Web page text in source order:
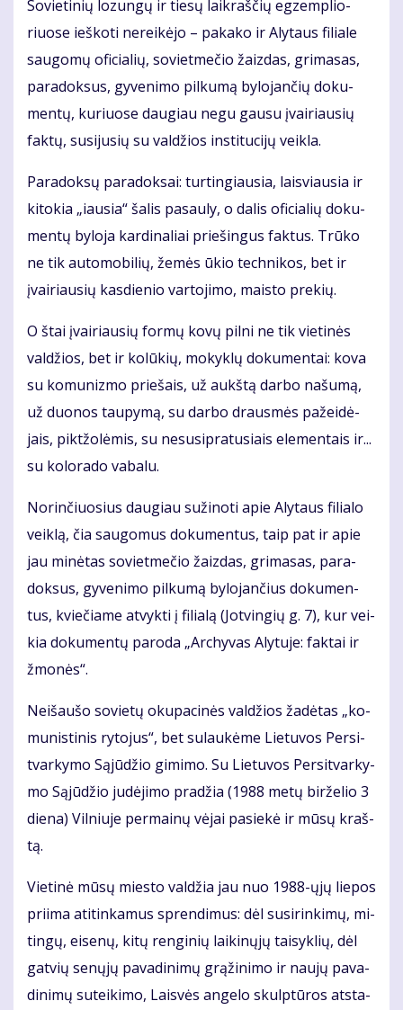
So­vie­ti­nių lo­zun­gų ir tie­sų laik­raš­čių eg­zem­plio­
riuo­se ieš­ko­ti ne­rei­kė­jo – pa­ka­ko ir Aly­taus fi­lia­le
sau­go­mų ofi­cia­lių, so­viet­me­čio žaiz­das, gri­ma­sas,
pa­ra­dok­sus, gy­ve­ni­mo pil­ku­mą by­lo­jan­čių do­ku­
men­tų, ku­riuo­se dau­giau ne­gu gau­su įvai­riau­sių
fak­tų, su­si­ju­sių su val­džios ins­ti­tu­ci­jų veik­la.
Pa­ra­dok­sų pa­ra­dok­sai: tur­tin­giau­sia, lais­viau­sia ir
ki­to­kia „iau­sia“ ša­lis pa­sau­ly, o da­lis ofi­cia­lių do­ku­
men­tų by­lo­ja kar­di­na­liai prie­šin­gus fak­tus. Trū­ko
ne tik au­to­mo­bi­lių, že­mės ūkio tech­ni­kos, bet ir
įvai­riau­sių kas­die­nio var­to­ji­mo, mais­to pre­kių.
O štai įvai­riau­sių for­mų ko­vų pil­ni ne tik vie­ti­nės
val­džios, bet ir ko­lū­kių, mo­kyk­lų do­ku­men­tai: ko­va
su ko­mu­niz­mo prie­šais, už aukš­tą dar­bo na­šu­mą,
už duo­nos tau­py­mą, su dar­bo draus­mės pa­žei­dė­
jais, pik­tžo­lė­mis, su nesu­si­pra­tu­siais ele­men­tais ir...
su ko­lo­ra­do va­ba­lu.
No­rin­čiuo­sius dau­giau su­ži­no­ti apie Aly­taus fi­lia­lo
veik­lą, čia sau­go­mus do­ku­men­tus, taip pat ir apie
jau mi­nė­tas so­viet­me­čio žaiz­das, gri­ma­sas, pa­ra­
dok­sus, gy­ve­ni­mo pil­ku­mą by­lo­jan­čius do­ku­men­
tus, kvie­čia­me at­vyk­ti į fi­lia­lą (Jot­vin­gių g. 7), kur vei­
kia do­ku­men­tų pa­ro­da „Ar­chy­vas Aly­tu­je: fak­tai ir
žmo­nės“.
Ne­iš­au­šo so­vie­tų oku­pa­ci­nės val­džios ža­dė­tas „ko­
mu­nis­ti­nis ry­to­jus“, bet su­lau­kė­me Lie­tu­vos Per­si­
tvar­ky­mo Są­jū­džio gi­mi­mo. Su Lie­tu­vos Per­si­tvar­ky­
mo Są­jū­džio ju­dė­ji­mo pra­džia (1988 me­tų bir­že­lio 3
die­na) Vil­niu­je per­mai­nų vė­jai pa­sie­kė ir mū­sų kraš­
tą.
Vie­ti­nė mū­sų mies­to val­džia jau nuo 1988-ųjų lie­pos
pri­ima ati­tin­ka­mus spren­di­mus: dėl su­si­rin­ki­mų, mi­
tin­gų, ei­se­nų, ki­tų ren­gi­nių lai­ki­nų­jų tai­syk­lių, dėl
gat­vių se­nų­jų pa­va­di­ni­mų grą­ži­ni­mo ir nau­jų pa­va­
di­ni­mų su­tei­ki­mo, Lais­vės an­ge­lo skulp­tū­ros at­sta­